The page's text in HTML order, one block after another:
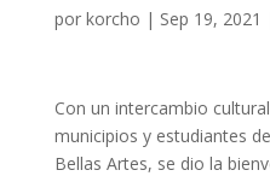
por korcho | Sep 19, 2021
Con un intercambio
municipios y estudiantes
Bellas Artes, se dio la